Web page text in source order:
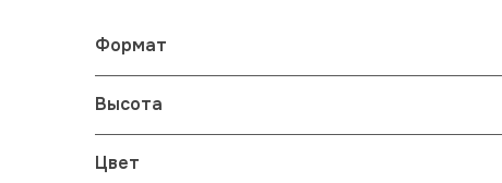
Формат
Высота
Цвет